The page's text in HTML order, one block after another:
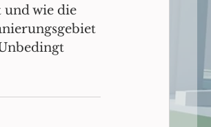
und wie die